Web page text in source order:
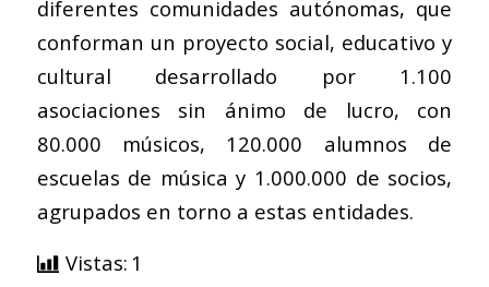
diferentes comunidades autónomas, que
conforman un proyecto social, educativo y
cultural desarrollado por 1.100
asociaciones sin ánimo de lucro, con
80.000 músicos, 120.000 alumnos de
escuelas de música y 1.000.000 de socios,
agrupados en torno a estas entidades.
Vistas: 1